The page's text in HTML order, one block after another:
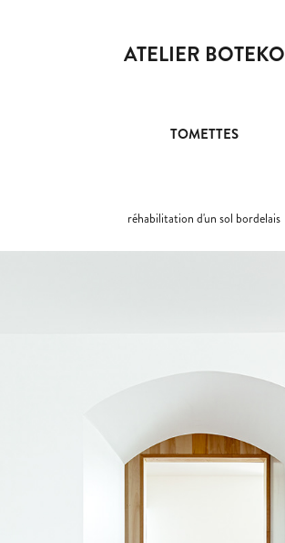
ATELIER BOTEKO
TOMETTES
réhabilitation d'un sol bordelais